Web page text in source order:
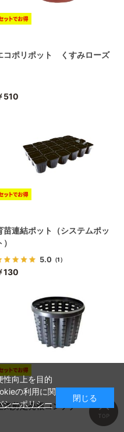
コポリポット くすみローズ
510
苗連結ポット（システムポッ
）
5.0 （1）
130
気剪定発根コンテナ
性向上を目的
の利用に関
シーポリシー
閉じる